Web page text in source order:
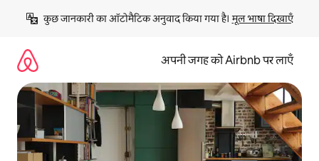
छोड़कर
कॉन्टेंट
कुछ जानकारी का ऑटोमैटिक अनुवाद किया गया है। मूल भाषा दिखाएँ
अपनी जगह को Airbnb पर लाएँ